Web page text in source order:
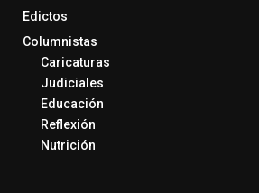
Edictos
Columnistas
Caricaturas
Judiciales
Educación
Reflexión
Nutrición